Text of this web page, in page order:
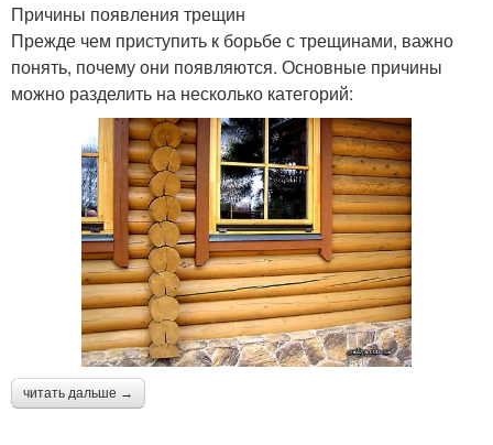
Причины появления трещин
Прежде чем приступить к борьбе с трещинами, важно
понять, почему они появляются. Основные причины
можно разделить на несколько категорий:
читать дальше →